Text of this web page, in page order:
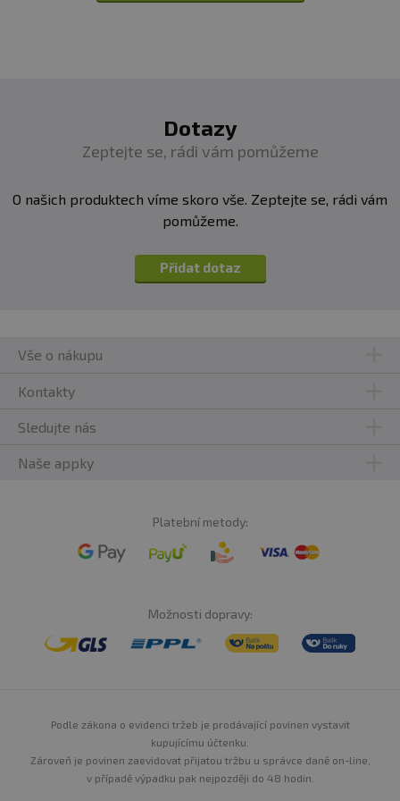
Dotazy
Zeptejte se, rádi vám pomůžeme
O našich produktech víme skoro vše. Zeptejte se, rádi vám
pomůžeme.
Přidat dotaz
Vše o nákupu
Kontakty
Sledujte nás
Naše appky
Platební metody:
Možnosti dopravy:
Podle zákona o evidenci tržeb je prodávající povinen vystavit
kupujícímu účtenku.
Zároveň je povinen zaevidovat přijatou tržbu u správce daně on-line,
v případě výpadku pak nejpozději do 48 hodin.